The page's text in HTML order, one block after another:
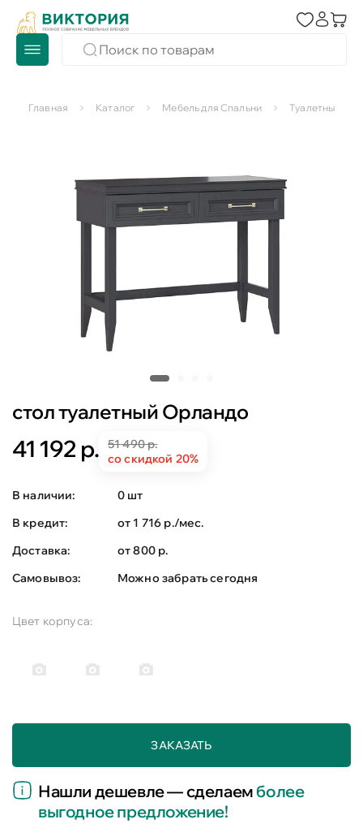
Главная Каталог Мебель для Спальни Туалетные
стол туалетный Орландо
41 192 р.
51 490 р.
со скидкой 20%
В наличии:
0 шт
В кредит:
от 1 716 р./мес.
Доставка:
от 800 р.
Самовывоз:
Можно забрать сегодня
Цвет корпуса:
ЗАКАЗАТЬ
Нашли дешевле — сделаемболее
выгодное предложение!